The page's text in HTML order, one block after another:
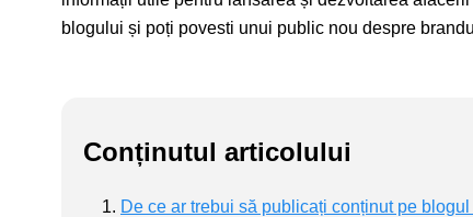
blogului și poți povesti unui public nou despre
Conținutul articolului
De ce ar trebui să publicați conținut pe